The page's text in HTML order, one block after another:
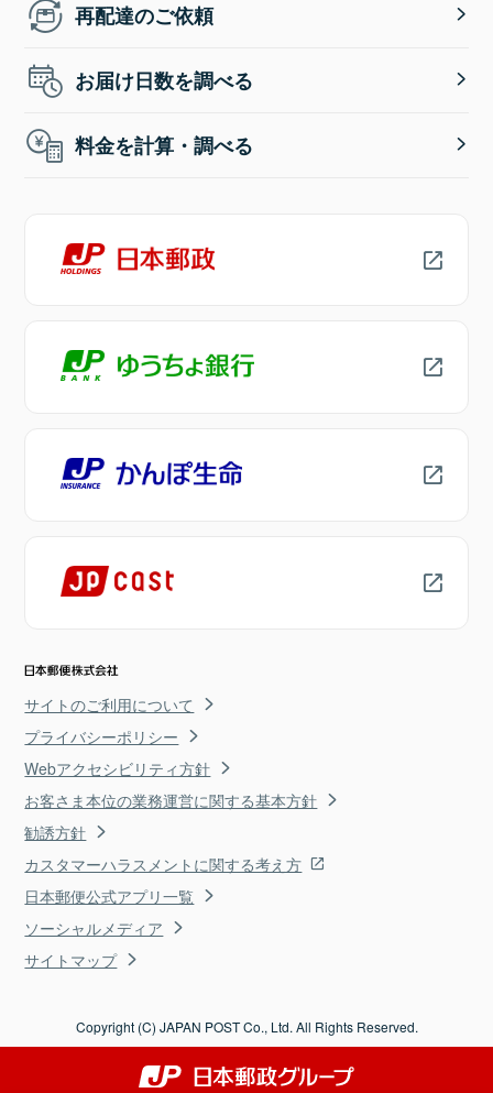
再配達のご依頼
お届け日数を調べる
料金を計算・調べる
サイトのご利用について
プライバシーポリシー
Webアクセシビリティ方針
お客さま本位の業務運営に関する基本方針
勧誘方針
カスタマーハラスメントに関する考え方
日本郵便公式アプリ一覧
ソーシャルメディア
サイトマップ
Copyright (C) JAPAN POST Co., Ltd. All Rights Reserved.